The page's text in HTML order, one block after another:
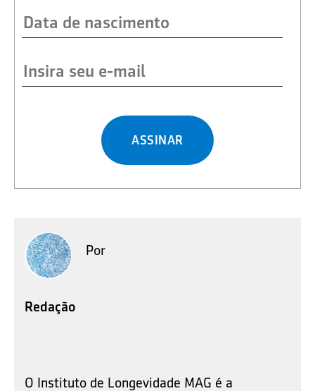
ASSINAR
Por
Redação
O Instituto de Longevidade MAG é a